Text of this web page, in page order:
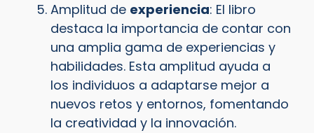
Amplitud de experiencia: El libro
destaca la importancia de contar con
una amplia gama de experiencias y
habilidades. Esta amplitud ayuda a
los individuos a adaptarse mejor a
nuevos retos y entornos, fomentando
la creatividad y la innovación.